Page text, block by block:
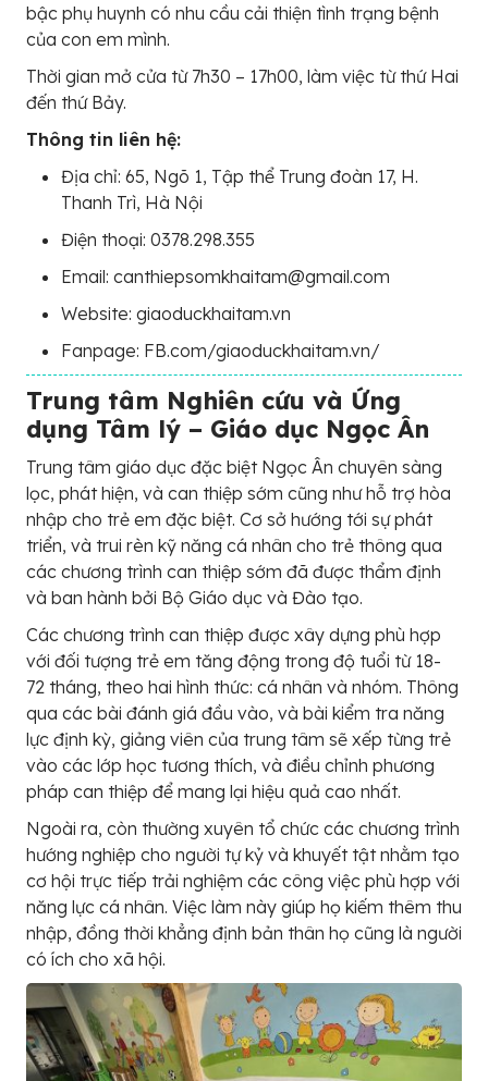
bậc phụ huynh có nhu cầu cải thiện tình trạng bệnh
của con em mình.
Thời gian mở cửa từ 7h30 – 17h00, làm việc từ thứ Hai
đến thứ Bảy.
Thông tin liên hệ:
Địa chỉ: 65, Ngõ 1, Tập thể Trung đoàn 17, H.
Thanh Trì, Hà Nội
Điện thoại: 0378.298.355
Email: canthiepsomkhaitam@gmail.com
Website: giaoduckhaitam.vn
Fanpage: FB.com/giaoduckhaitam.vn/
Trung tâm Nghiên cứu và Ứng
dụng Tâm lý – Giáo dục Ngọc Ân
Trung tâm giáo dục đặc biệt Ngọc Ân chuyên sàng
lọc, phát hiện, và can thiệp sớm cũng như hỗ trợ hòa
nhập cho trẻ em đặc biệt. Cơ sở hướng tới sự phát
triển, và trui rèn kỹ năng cá nhân cho trẻ thông qua
các chương trình can thiệp sớm đã được thẩm định
và ban hành bởi Bộ Giáo dục và Đào tạo.
Các chương trình can thiệp được xây dựng phù hợp
với đối tượng trẻ em tăng động trong độ tuổi từ 18-
72 tháng, theo hai hình thức: cá nhân và nhóm. Thông
qua các bài đánh giá đầu vào, và bài kiểm tra năng
lực định kỳ, giảng viên của trung tâm sẽ xếp từng trẻ
vào các lớp học tương thích, và điều chỉnh phương
pháp can thiệp để mang lại hiệu quả cao nhất.
Ngoài ra, còn thường xuyên tổ chức các chương trình
hướng nghiệp cho người tự kỷ và khuyết tật nhằm tạo
cơ hội trực tiếp trải nghiệm các công việc phù hợp với
năng lực cá nhân. Việc làm này giúp họ kiếm thêm thu
nhập, đồng thời khẳng định bản thân họ cũng là người
có ích cho xã hội.